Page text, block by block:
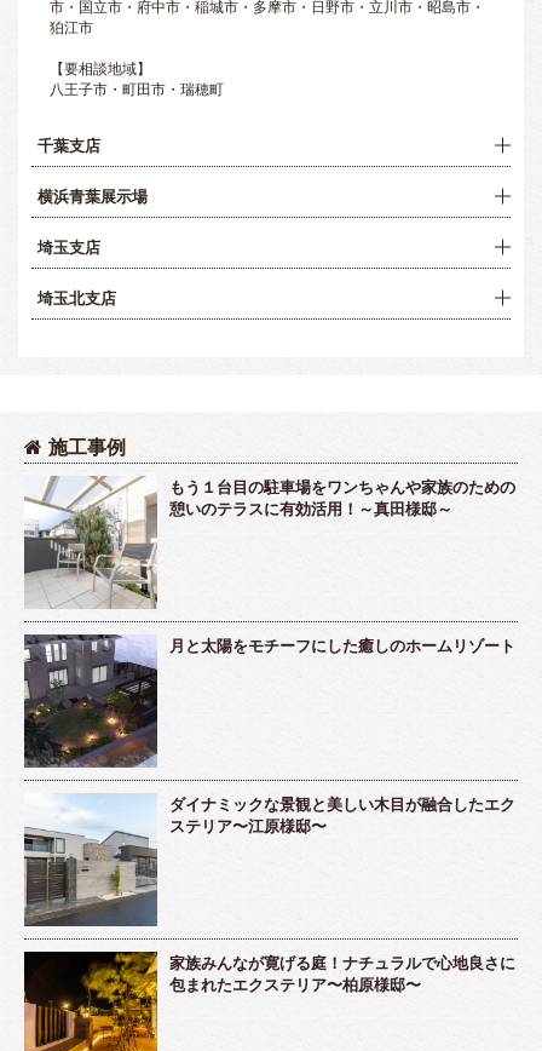
市・国立市・府中市・稲城市・多摩市・日野市・立川市・昭島市・
狛江市
【要相談地域】
八王子市・町田市・瑞穂町
千葉支店
横浜青葉展示場
埼玉支店
埼玉北支店
施工事例
もう１台目の駐車場をワンちゃんや家族のための
憩いのテラスに有効活用！～真田様邸～
月と太陽をモチーフにした癒しのホームリゾート
ダイナミックな景観と美しい木目が融合したエク
ステリア〜江原様邸〜
家族みんなが寛げる庭！ナチュラルで心地良さに
包まれたエクステリア〜柏原様邸〜